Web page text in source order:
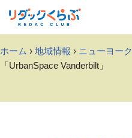
Skip
content
ホーム › 地域情報 › ニューヨーク
「UrbanSpace Vanderbilt」